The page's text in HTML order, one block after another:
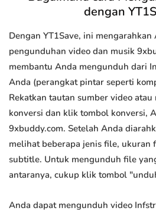
dengan
Dengan YT1Save, ini mengarahkan
pengunduhan video dan musik
membantu Anda mengunduh dari
Anda (perangkat pintar seperti
Rekatkan tautan sumber video
konversi dan klik tombol konversi,
9xbuddy.com. Setelah Anda
melihat beberapa jenis file, ukuran
subtitle. Untuk mengunduh file
antaranya, cukup klik tombol
Anda dapat mengunduh video